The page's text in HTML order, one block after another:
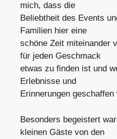
mich, dass die
Beliebtheit des Events
Familien hier eine
schöne Zeit miteinander
für jeden Geschmack
etwas zu finden ist und
Erlebnisse und
Erinnerungen geschaffen
Besonders begeistert
kleinen Gäste von den